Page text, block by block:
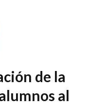
de la
al